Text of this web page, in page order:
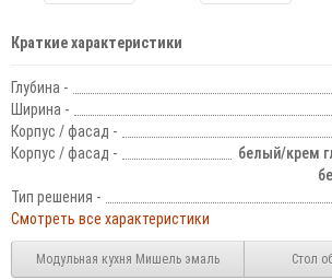
Краткие характеристики
Глубина -
Ширина -
Корпус / фасад -
Корпус / фасад -
белый/крем
Тип решения -
Смотреть все характеристики
Модульная кухня Мишель эмаль Стол